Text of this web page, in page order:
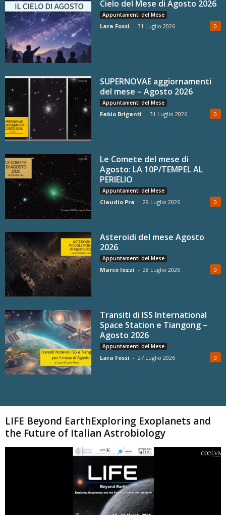
Cielo del Mese di Agosto 2026
Appuntamenti del Mese
Lara Fossi - 31 Luglio 2026 0
SUPERNOVAE aggiornamenti
del mese – Agosto 2026
Appuntamenti del Mese
Fabio Briganti - 31 Luglio 2026 0
Le Comete del mese di
Agosto: LA 10P/TEMPEL AL
PERIELIO
Appuntamenti del Mese
Claudio Pra - 29 Luglio 2026 0
Asteroidi del mese Agosto
2026
Appuntamenti del Mese
Marco Iozzi - 28 Luglio 2026 0
Transiti di ISS International
Space Station e Tiangong –
Agosto 2026
Appuntamenti del Mese
Lara Fossi - 27 Luglio 2026 0
LIFE Beyond EarthExploring Exoplanets and
the Future of Italian Astrobiology